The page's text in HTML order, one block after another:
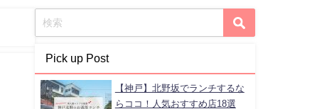
Pick up Post
【神戸】北野坂でランチするな
らココ！人気おすすめ店18選